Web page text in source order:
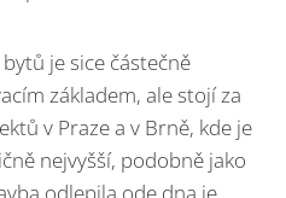
je sice částečně
základem, ale stojí za
v Praze a v Brně, kde je
nejvyšší, podobně jako